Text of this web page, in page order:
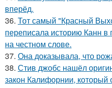
вперёд.
36. Тот самый "Красный
переписала историю Канн в
на честном слове.
37. Она доказывала, что
38. Стив джобс нашёл
закон Калифорнии, который